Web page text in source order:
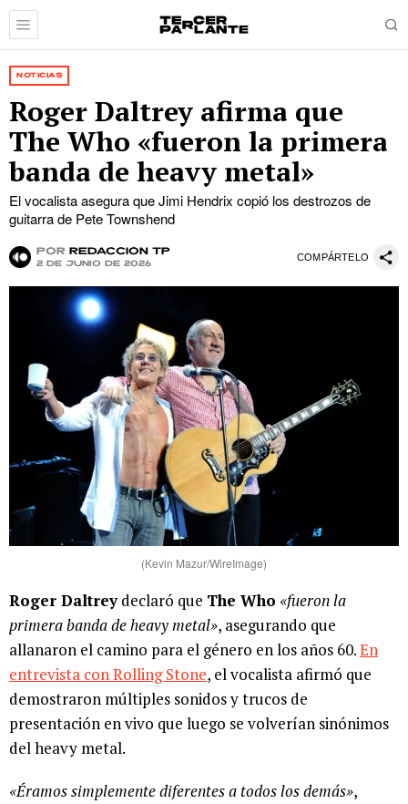
NOTICIAS
Roger Daltrey afirma que
The Who «fueron la primera
banda de heavy metal»
El vocalista asegura que Jimi Hendrix copió los destrozos de
guitarra de Pete Townshend
por Redacción TP
2 de junio de 2026
COMPÁRTELO
(Kevin Mazur/WireImage)
Roger Daltreydeclaró que The Who «fueron la
primera banda de heavy metal», asegurando que
allanaron el camino para el género en los años 60.En
entrevista con Rolling Stone, el vocalista afirmó que
demostraron múltiples sonidos y trucos de
presentación en vivo que luego se volverían sinónimos
del heavy metal.
«Éramos simplemente diferentes a todos los demás»,